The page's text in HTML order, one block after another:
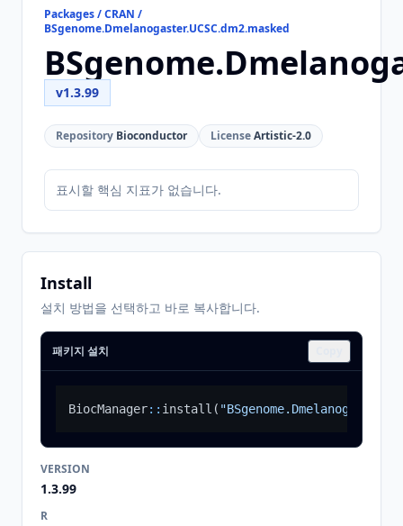
Packages / CRAN /
BSgenome.Dmelanogaster.UCSC.dm2.masked
v1.3.99
Repository Bioconductor LicenseArtistic-2.0
표시할 핵심 지표가 없습니다.
Install
설치 방법을 선택하고 바로 복사합니다.
패키지 설치
BiocManager:: install (
VERSION
1.3.99
R